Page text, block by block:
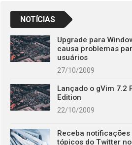
NOTÍCIAS
Upgrade para
causa problemas
usuários
27/10/2009
Lançado o gVim 7.2
Edition
22/10/2009
Receba notificações
tópicos do Twitter